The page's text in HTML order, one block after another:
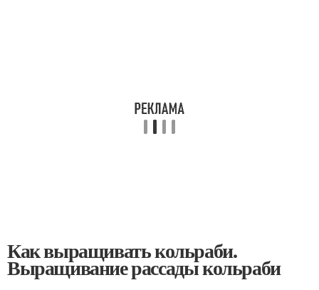
Как выращивать кольраби.
Выращивание рассады кольраби